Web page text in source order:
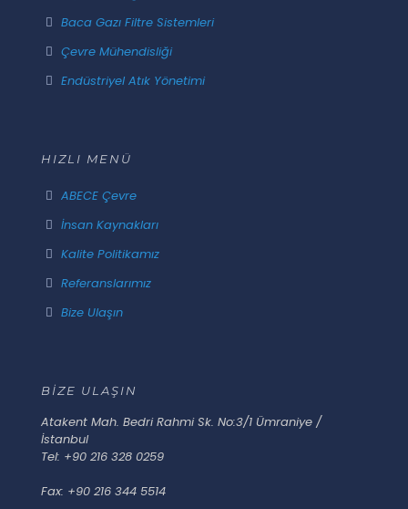
Baca Gazı Filtre Sistemleri
Çevre Mühendisliği
Endüstriyel Atık Yönetimi
HIZLI MENÜ
ABECE Çevre
İnsan Kaynakları
Kalite Politikamız
Referanslarımız
Bize Ulaşın
BİZE ULAŞIN
Atakent Mah. Bedri Rahmi Sk. No:3/1 Ümraniye /
İstanbul
Tel: +90 216 328 0259
Fax: +90 216 344 5514